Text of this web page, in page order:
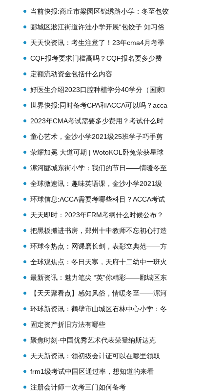
当前快报:商丘市梁园区锦绣路小学：冬至包饺
子 领略传统文化
郾城区淞江街道许洼小学开展“包饺子 知习俗
庆冬至”活动
天天快资讯：考生注意了！23年cma4月考季
已经开始注册
CQF报考要求门槛高吗？CQF报名要多少费
用？
定额流动资金包括什么内容
好医生介绍2023口腔种植学分40学分（国家I
类）获取方式
世界快报:同时备考CPA和ACCA可以吗？acca
如何提升备考效率？
2023年CMA考试需要多少费用？考试什么时
候报名？
童心艺术，金沙小学2021级25班学子巧手剪
出“七彩梦”
荣耀加冕 大道可期 | WotoKOL卧兔荣获星球
奖BrandStar Awards 2022服务创新奖！
漯河郾城东街小学：我们的节日——情暖冬至
全球微速讯：趣味英语课，金沙小学2021级
24班学子“绘朋话友”共成长
环球信息:ACCA需要考哪些科目？ACCA考试
题型有哪些？
天天即时：2023年FRM考纲什么时候公布？
考试科目有哪些？
把黑板搬进书房，郑州十中教师不忘初心打造
高效云端课堂
环球今热点：网课磨长剑，表彰立典范——方
城县实验初中召开第二次网考表彰大会
全球观焦点：冬日天寒，天府十二幼中一班火
锅派对“开锅”啦！
最新资讯：魅力笔尖 “英”你精彩——郾城区东
街小学举行英语书写比赛
【天天聚看点】感知风俗，情暖冬至——漯河
市郾城区伊坪小学开展冬至日系列主题活动
环球新资讯：鹤壁市山城区石林中心小学：冬
至，你“捏耳朵”了吗？
固定资产折旧方法有哪些
聚焦时刻-中国优秀艺术代表荣登纳斯达克
天天新资讯：领初级会计证可以在哪里领取
frm1级考试中国区通过率，想知道的来看
注册会计师一次考三门如何备考